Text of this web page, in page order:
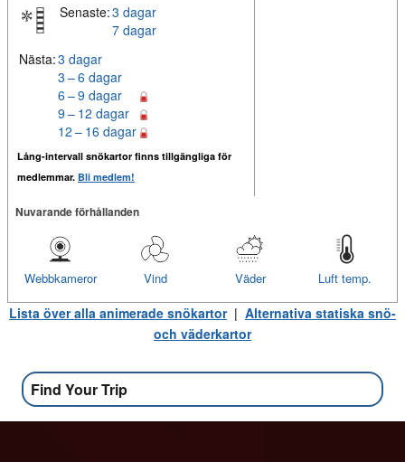
Senaste:3 dagar
7 dagar
Nästa:3 dagar
3 – 6 dagar
6 – 9 dagar
9 – 12 dagar
12 – 16 dagar
Lång-intervall snökartor finns tillgängliga för
medlemmar. Bli medlem!
Nuvarande förhållanden
Luft temp.
Väder
Vind
Webbkameror
Lista över alla animerade snökartor| Alternativa statiska snö-
och väderkartor
Find Your Trip